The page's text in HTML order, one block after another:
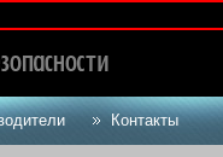
Контакты